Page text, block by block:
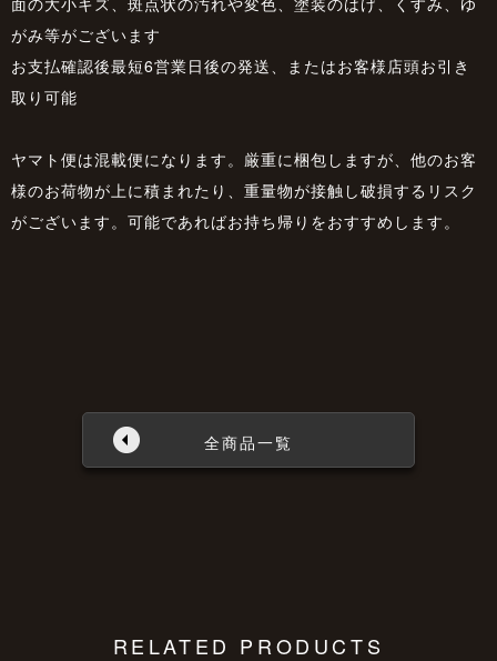
がみ等がございます
お支払確認後最短6営業日後の発送、またはお客様店頭お引き
取り可能
ヤマト便は混載便になります。厳重に梱包しますが、他のお客
様のお荷物が上に積まれたり、重量物が接触し破損するリスク
がございます。可能であればお持ち帰りをおすすめします。
全商品一覧
RELATED PRODUCTS